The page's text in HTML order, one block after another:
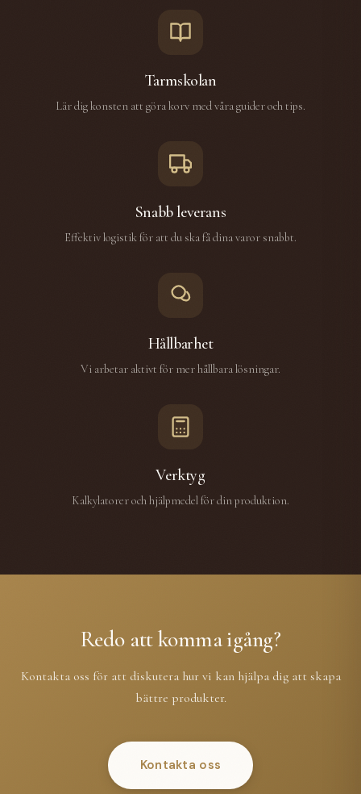
Tarmskolan
Lär dig konsten att göra korv med våra guider och tips.
Snabb leverans
Effektiv logistik för att du ska få dina varor snabbt.
Hållbarhet
Vi arbetar aktivt för mer hållbara lösningar.
Verktyg
Kalkylatorer och hjälpmedel för din produktion.
Redo att komma igång?
Kontakta oss för att diskutera hur vi kan hjälpa dig att skapa
bättre produkter.
Kontakta oss